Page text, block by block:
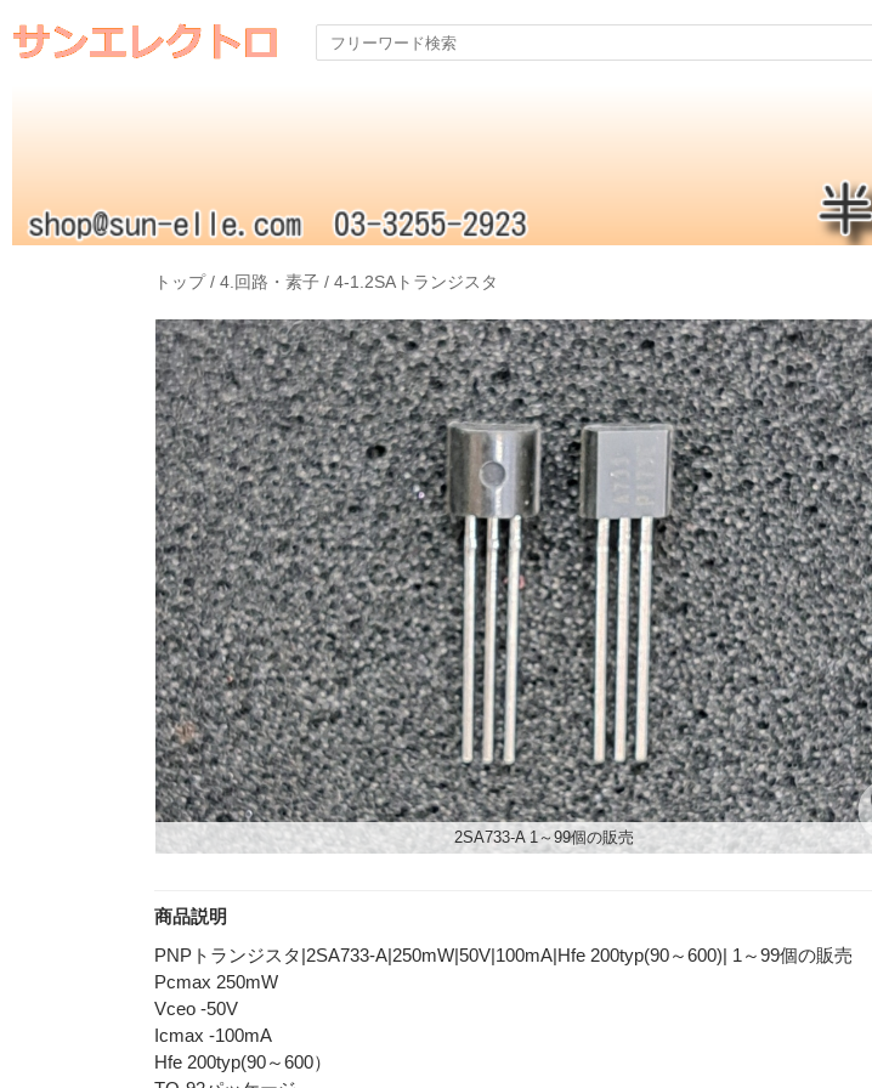
トップ/ 4.回路・素子 / 4-1.2SAトランジスタ
2SA733-A 1～99個の販売
商品説明
PNPトランジスタ|2SA733-A|250mW|50V|100mA|Hfe 200typ(90～600)| 1～99個の販売
Pcmax 250mW
Vceo -50V
Icmax -100mA
Hfe 200typ(90～600）